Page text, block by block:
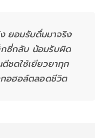
ยอมรับดื่มมาจริง
ซี่กลับ น้อมรับผิด
ชดใช้เยียวยาทุก
กอฮอล์ตลอดชีวิต